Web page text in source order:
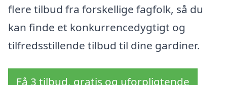
flere tilbud fra forskellige fagfolk, så du
kan finde et konkurrencedygtigt og
tilfredsstillende tilbud til dine gardiner.
Få 3 tilbud, gratis og uforpligtende